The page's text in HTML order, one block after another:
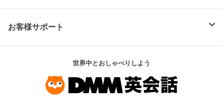
お客様サポート
世界中とおしゃべりしよう